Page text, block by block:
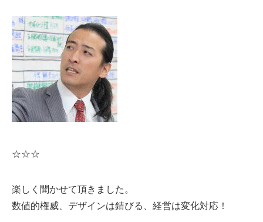
☆☆☆
楽しく聞かせて頂きました。
数値的権威、デザインは錆びる、経営は変化対応！